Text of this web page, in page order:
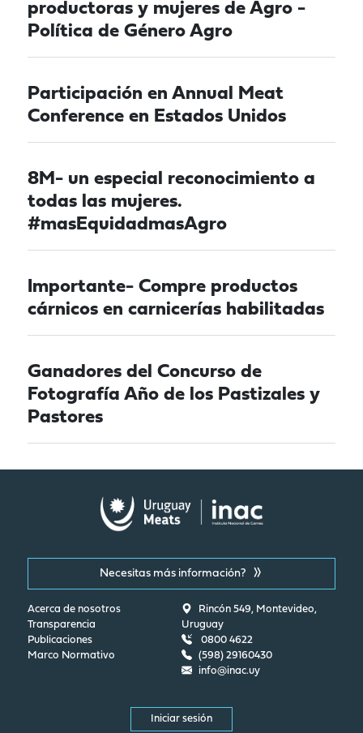
productoras y mujeres de Agro -
Política de Género Agro
Participación en Annual Meat
Conference en Estados Unidos
8M- un especial reconocimiento a
todas las mujeres.
#masEquidadmasAgro
Importante- Compre productos
cárnicos en carnicerías habilitadas
Ganadores del Concurso de
Fotografía Año de los Pastizales y
Pastores
Necesitas más información?
Acerca de nosotros
Transparencia
Publicaciones
Marco Normativo
Rincón 549, Montevideo,
Uruguay
0800 4622
(598) 29160430
info@inac.uy
Iniciar sesión